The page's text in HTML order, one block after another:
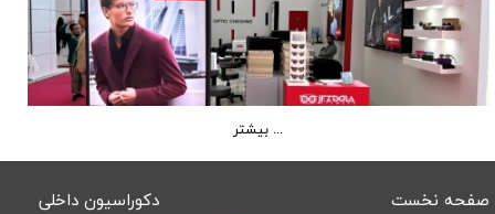
بیشتر ...
صفحه نخست
دکوراسیون داخلی